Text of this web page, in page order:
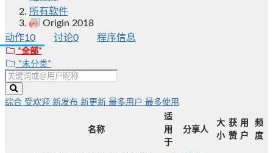
所有软件
Origin 2018
动作10 讨论0 程序信息
*全部*
*未分类*
综合 受欢迎 新发布 新更新 最多用户 最多使用
名称
适
用
于
分享人
大
小
获
赞
用
户
频
度